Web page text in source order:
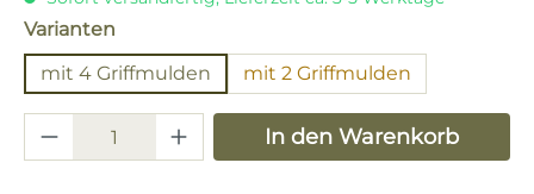
Varianten
mit 4 Griffmulden
mit 2 Griffmulden
Produkt Anzahl: Gib denIn den Warenkorb